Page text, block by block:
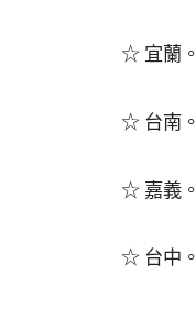
☆ 宜蘭
☆ 台南
☆ 嘉義
☆ 台中